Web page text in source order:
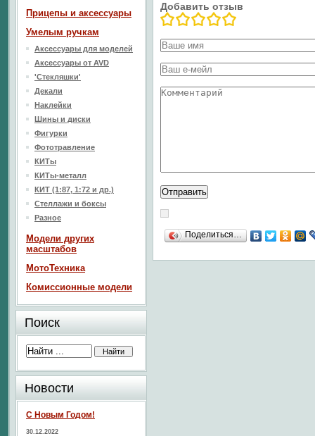
Добавить отзыв
Поделиться…
Прицепы и аксессуары
Умелым ручкам
Аксессуары для моделей
Аксессуары от AVD
'Стекляшки'
Декали
Наклейки
Шины и диски
Фигурки
Фототравление
КИТы
КИТы-металл
КИТ (1:87, 1:72 и др.)
Стеллажи и боксы
Разное
Модели других
масштабов
МотоТехника
Комиссионные модели
Поиск
Новости
С Новым Годом!
30.12.2022